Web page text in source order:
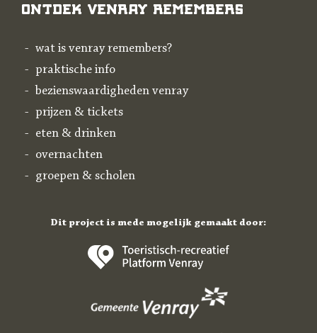
Ontdek Venray Remembers
wat is venray remembers?
praktische info
bezienswaardigheden venray
prijzen & tickets
eten & drinken
overnachten
groepen & scholen
Dit project is mede mogelijk gemaakt door: